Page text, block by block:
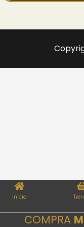
Inicio
COMPRA